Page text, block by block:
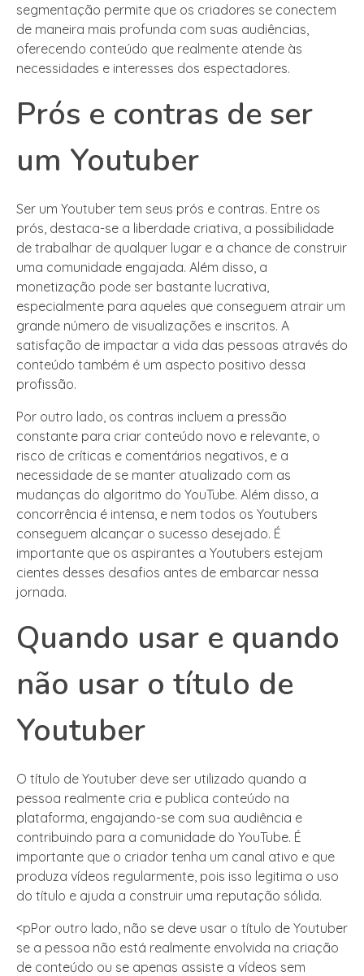
segmentação permite que os criadores se conectem
de maneira mais profunda com suas audiências,
oferecendo conteúdo que realmente atende às
necessidades e interesses dos espectadores.
Prós e contras de ser
um Youtuber
Ser um Youtuber tem seus prós e contras. Entre os
prós, destaca-se a liberdade criativa, a possibilidade
de trabalhar de qualquer lugar e a chance de construir
uma comunidade engajada. Além disso, a
monetização pode ser bastante lucrativa,
especialmente para aqueles que conseguem atrair um
grande número de visualizações e inscritos. A
satisfação de impactar a vida das pessoas através do
conteúdo também é um aspecto positivo dessa
profissão.
Por outro lado, os contras incluem a pressão
constante para criar conteúdo novo e relevante, o
risco de críticas e comentários negativos, e a
necessidade de se manter atualizado com as
mudanças do algoritmo do YouTube. Além disso, a
concorrência é intensa, e nem todos os Youtubers
conseguem alcançar o sucesso desejado. É
importante que os aspirantes a Youtubers estejam
cientes desses desafios antes de embarcar nessa
jornada.
Quando usar e quando
não usar o título de
Youtuber
O título de Youtuber deve ser utilizado quando a
pessoa realmente cria e publica conteúdo na
plataforma, engajando-se com sua audiência e
contribuindo para a comunidade do YouTube. É
importante que o criador tenha um canal ativo e que
produza vídeos regularmente, pois isso legitima o uso
do título e ajuda a construir uma reputação sólida.
<pPor outro lado, não se deve usar o título de Youtuber
se a pessoa não está realmente envolvida na criação
de conteúdo ou se apenas assiste a vídeos sem